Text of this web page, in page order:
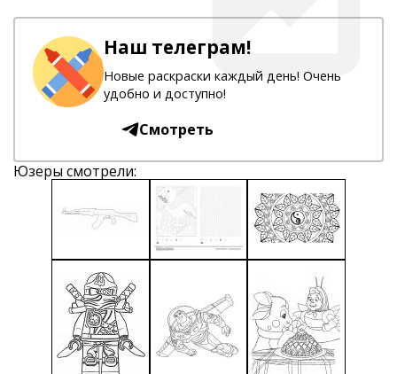
Наш телеграм!
Новые раскраски каждый день! Очень
удобно и доступно!
Смотреть
Юзеры смотрели: